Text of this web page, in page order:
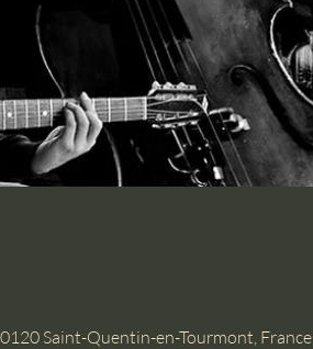
Saint-Quentin-en-Tourmont, France